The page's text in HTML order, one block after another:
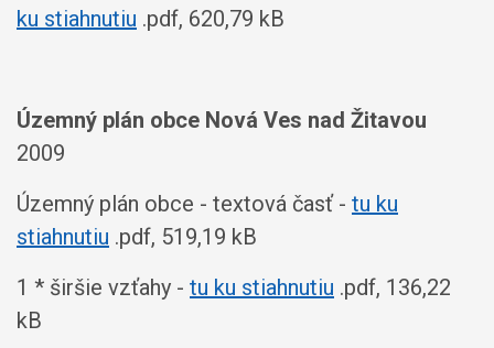
ku stiahnutiu .pdf, 620,79 kB
Územný plán obce Nová Ves nad Žitavou
2009
Územný plán obce - textová časť - tu ku
stiahnutiu .pdf, 519,19 kB
1 * širšie vzťahy - tu ku stiahnutiu .pdf, 136,22
kB